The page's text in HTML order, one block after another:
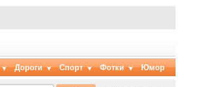
Дороги Спорт Фотки Юмор